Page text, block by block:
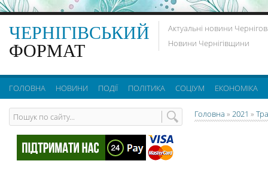
ЧЕРНІГІВСЬКИЙ
ФОРМАТ
Актуальні новини
Новини Чернігівщини
ГОЛОВНА НОВИНИ ПОДІЇ ПОЛІТИКА СОЦІУМ ЕКОНОМІКА
Головна » 2021 »